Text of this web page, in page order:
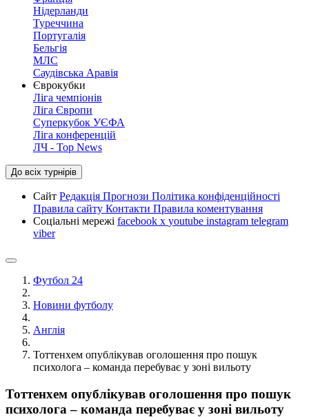
Нідерланди
Туреччина
Португалія
Бельгія
МЛС
Саудівська Аравія
Єврокубки
Ліга чемпіонів
Ліга Європи
Суперкубок УЄФА
Ліга конференцій
ЛЧ - Top News
До всіх турнірів
Сайт Редакція Прогнози Політика конфіденційності
Правила сайту Контакти Правила коментування
Соціальні мережі facebook x youtube instagram telegram
viber
Футбол 24
Новини футболу
Англія
Тоттенхем опублікував оголошення про пошук
психолога – команда перебуває у зоні вильоту
Тоттенхем опублікував оголошення про пошук
психолога – команда перебуває у зоні вильоту